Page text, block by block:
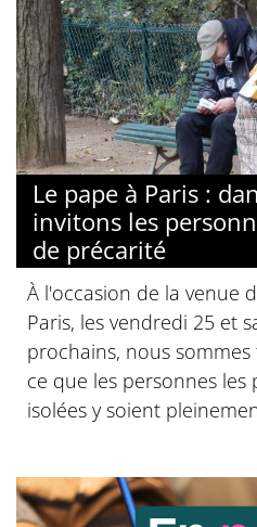
Le pape à Paris :
invitons les
de précarité
À l'occasion de la venue
Paris, les vendredi 25 et
prochains, nous sommes
ce que les personnes les
isolées y soient